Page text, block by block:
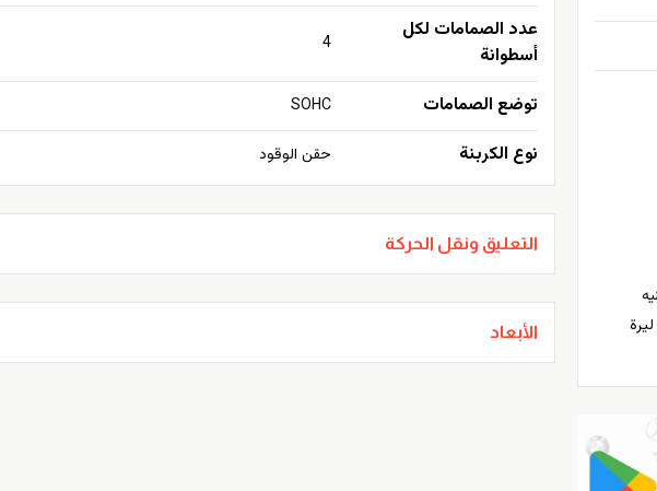
عدد الصمامات لكل
أسطوانة
4
توضع الصمامات SOHC
نوع الكربنة حقن الوقود
التعليق ونقل الحركة
الأبعاد